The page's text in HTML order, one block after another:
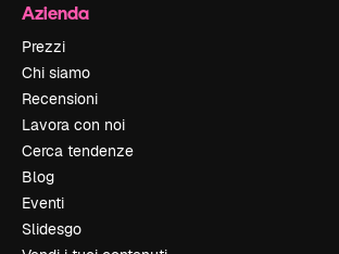
Azienda
Prezzi
Chi siamo
Recensioni
Lavora con noi
Cerca tendenze
Blog
Eventi
Slidesgo